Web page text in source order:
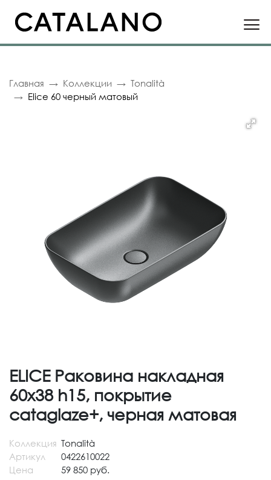
Главная Коллекции
Tonalità
Elice 60 черный матовый
ELICE Раковина накладная
60х38 h15, покрытие
cataglaze+, черная матовая
Коллекция Tonalità
Артикул
0422610022
Цена
59 850 руб.